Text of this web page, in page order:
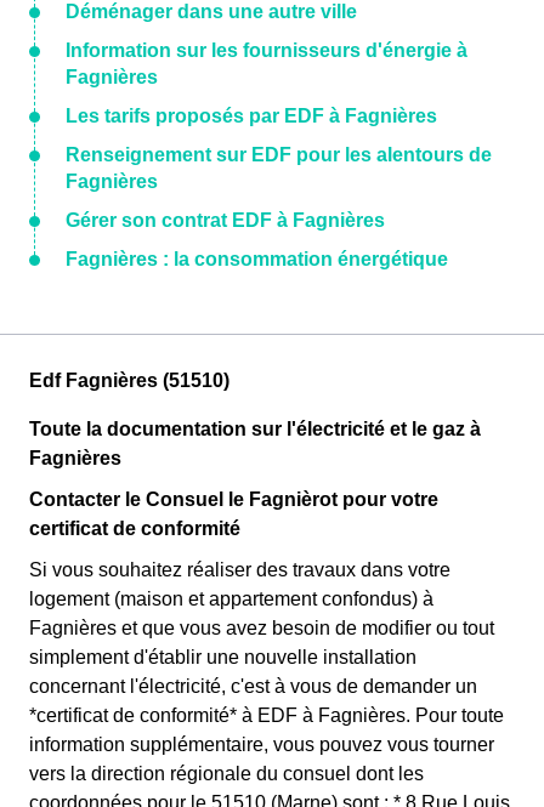
Déménager dans une autre ville
Information sur les fournisseurs d'énergie à
Fagnières
Les tarifs proposés par EDF à Fagnières
Renseignement sur EDF pour les alentours de
Fagnières
Gérer son contrat EDF à Fagnières
Fagnières : la consommation énergétique
Edf Fagnières (51510)
Toute la documentation sur l'électricité et le gaz à
Fagnières
Contacter le Consuel le Fagnièrot pour votre
certificat de conformité
Si vous souhaitez réaliser des travaux dans votre
logement (maison et appartement confondus) à
Fagnières et que vous avez besoin de modifier ou tout
simplement d'établir une nouvelle installation
concernant l'électricité, c'est à vous de demander un
*certificat de conformité* à EDF à Fagnières. Pour toute
information supplémentaire, vous pouvez vous tourner
vers la direction régionale du consuel dont les
coordonnées pour le 51510 (Marne) sont : * 8 Rue Louis